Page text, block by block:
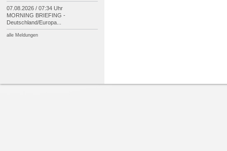
07.08.2026 / 07:34 Uhr
MORNING BRIEFING -
Deutschland/Europa...
alle Meldungen